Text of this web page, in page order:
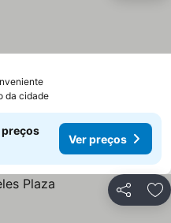
da cidade
preços
Ver preços
Partilhar